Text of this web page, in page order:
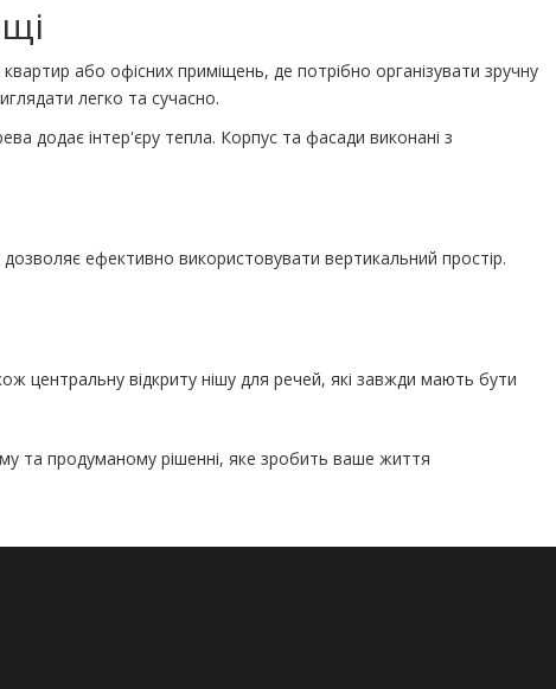
або офісних приміщень, де потрібно організувати зручну
легко та сучасно.
додає інтер'єру тепла. Корпус та фасади виконані з
ефективно використовувати вертикальний простір.
центральну відкриту нішу для речей, які завжди мають бути
та продуманому рішенні, яке зробить ваше життя